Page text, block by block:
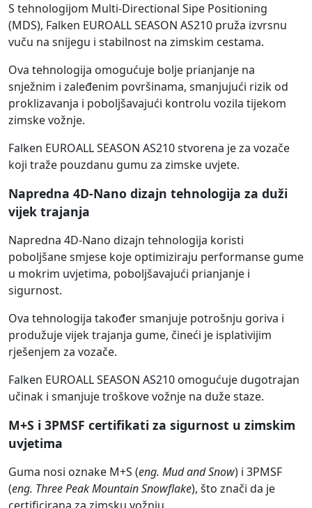
S tehnologijom Multi-Directional Sipe Positioning
(MDS), Falken EUROALL SEASON AS210 pruža izvrsnu
vuču na snijegu i stabilnost na zimskim cestama.
Ova tehnologija omogućuje bolje prianjanje na
snježnim i zaleđenim površinama, smanjujući rizik od
proklizavanja i poboljšavajući kontrolu vozila tijekom
zimske vožnje.
Falken EUROALL SEASON AS210 stvorena je za vozače
koji traže pouzdanu gumu za zimske uvjete.
Napredna 4D-Nano dizajn tehnologija za duži
vijek trajanja
Napredna 4D-Nano dizajn tehnologija koristi
poboljšane smjese koje optimiziraju performanse gume
u mokrim uvjetima, poboljšavajući prianjanje i
sigurnost.
Ova tehnologija također smanjuje potrošnju goriva i
produžuje vijek trajanja gume, čineći je isplativijim
rješenjem za vozače.
Falken EUROALL SEASON AS210 omogućuje dugotrajan
učinak i smanjuje troškove vožnje na duže staze.
M+S i 3PMSF certifikati za sigurnost u zimskim
uvjetima
Guma nosi oznake M+S (eng. Mud and Snow) i 3PMSF
(eng. Three Peak Mountain Snowflake), što znači da je